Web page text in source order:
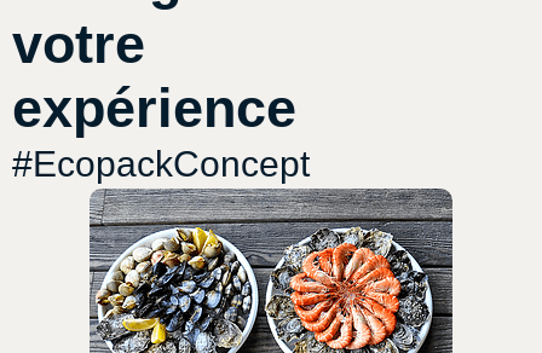
votre
expérience
#EcopackConcept